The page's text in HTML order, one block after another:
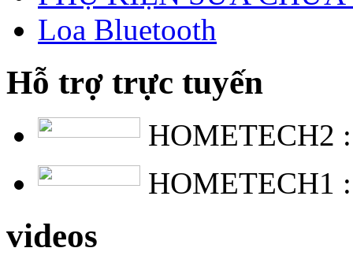
Loa Bluetooth
Hỗ trợ trực tuyến
HOMETECH2
HOMETECH1
videos